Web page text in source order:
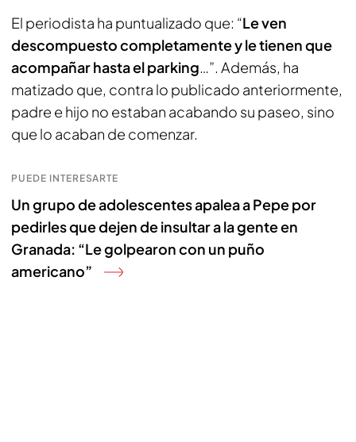
El periodista ha puntualizado que: “Le ven
descompuesto completamente y le tienen que
acompañar hasta el parking…”. Además, ha
matizado que, contra lo publicado anteriormente,
padre e hijo no estaban acabando su paseo, sino
que lo acaban de comenzar.
PUEDE INTERESARTE
Un grupo de adolescentes apalea a Pepe por
pedirles que dejen de insultar a la gente en
Granada: “Le golpearon con un puño
americano”